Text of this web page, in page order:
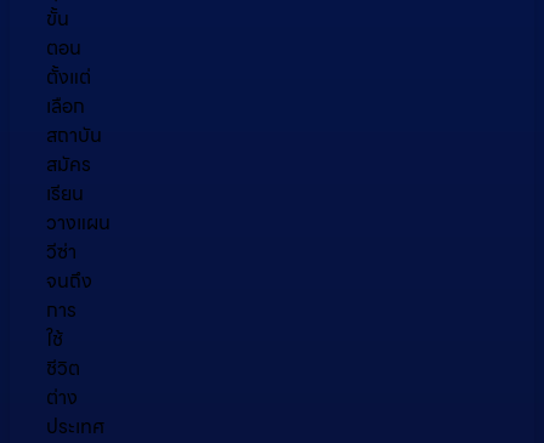
ขั้น
ตอน
ตั้งแต่
เลือก
สถาบัน
สมัคร
เรียน
วางแผน
วีซ่า
จนถึง
การ
ใช้
ชีวิต
ต่าง
ประเทศ